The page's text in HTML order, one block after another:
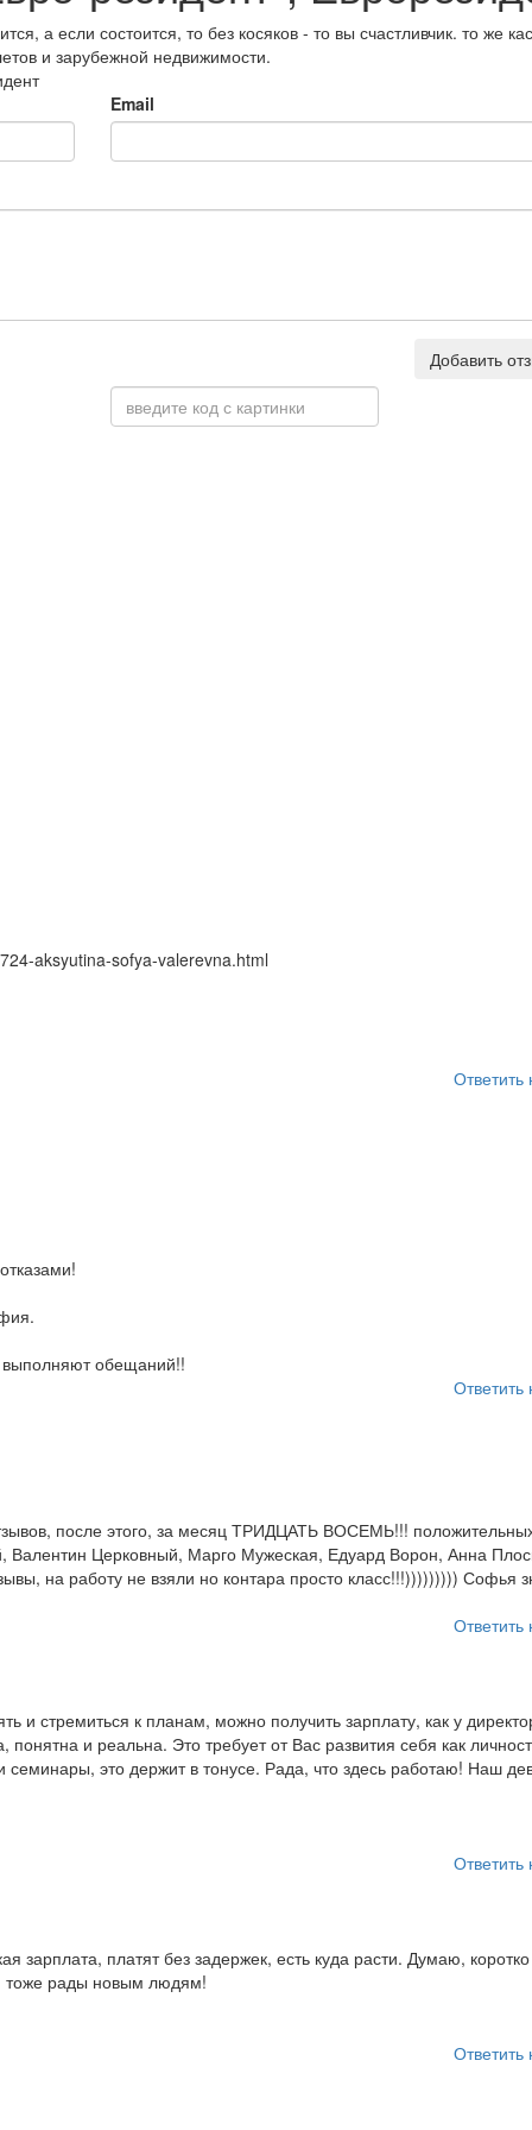
а если состоится, то без косяков - то вы счастливчик. то же
и зарубежной недвижимости.
Email
Добавить
aksyutina-sofya-valerevna.html
Ответить
выполняют обещаний!!
Ответить
после этого, за месяц ТРИДЦАТЬ ВОСЕМЬ!!!
Церковный, Марго Мужеская, Едуард Ворон, Анна
на работу не взяли но контара просто класс!!!))))))))) Софья
Ответить
и стремиться к планам, можно получить зарплату, как у
и реальна. Это требует от Вас развития себя как
семинары, это держит в тонусе. Рада, что здесь работаю! Наш
Ответить
платят без задержек, есть куда расти. Думаю,
тоже рады новым людям!
Ответить